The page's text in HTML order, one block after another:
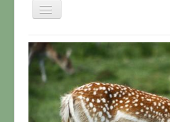
Basculer
la
Accueil
Location salle de Banquet
Le Parc Animalier
La Ferme Auberge